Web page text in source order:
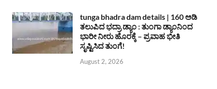
tunga bhadra dam details | 160 ಅಡಿ
ತಲುಪಿದ ಭದ್ರಾ ಡ್ಯಾಂ : ತುಂಗಾ ಡ್ಯಾಂನಿಂದ
ಭಾರೀ ನೀರು ಹೊರಕ್ಕೆ – ಪ್ರವಾಹ ಭೀತಿ
ಸೃಷ್ಟಿಸಿದ ತುಂಗೆ!
August 2, 2026